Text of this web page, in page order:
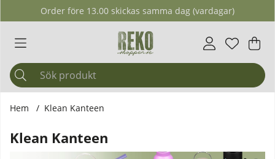
Order före 13.00 skickas samma dag (vardagar)
Antal i
. .
Hem Klean Kanteen
Klean Kanteen